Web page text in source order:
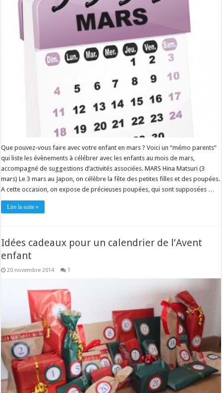
Que pouvez-vous faire avec votre enfant en mars ? Voici un “mémo parents”
qui liste les évènements à célébrer avec les enfants au mois de mars,
accompagné de suggestions d’activités associées. MARS Hina Matsuri (3
mars) Le 3 mars au Japon, on célèbre la fête des petites filles et des poupées.
A cette occasion, on expose de précieuses poupées, qui sont supposées …
Lire la suite »
Idées cadeaux pour un calendrier de l’Avent
enfant
20 novembre 2014 1